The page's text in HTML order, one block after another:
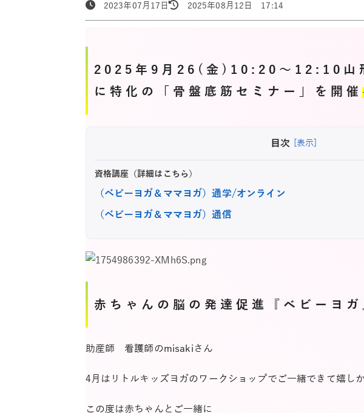
2023年07月17日 2025年08月12日 17:14
2025年9月26(金)10:20～12:10山
に特化の「骨盤底筋セミナー」を開催
目次 [表示]
資格講座（詳細はこちら）
（ベビーヨガ＆ママヨガ）通学/オンライン
（ベビーヨガ＆ママヨガ）通信
赤ちゃんの脳の発達促進『ベビーヨガ
助産師 看護師のmisakiさん
4月はリトルキッズヨガのワークショップでご一緒できて嬉し
この度は赤ちゃんとご一緒に